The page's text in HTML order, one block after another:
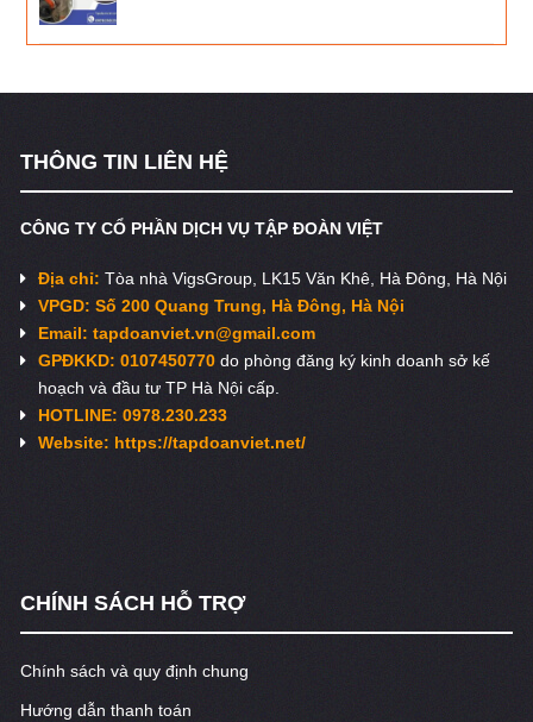
THÔNG TIN LIÊN HỆ
CÔNG TY CỔ PHẦN DỊCH VỤ TẬP ĐOÀN VIỆT
Địa chỉ:Tòa nhà VigsGroup, LK15 Văn Khê, Hà Đông, Hà Nội
VPGD: Số 200 Quang Trung, Hà Đông, Hà Nội
Email:tapdoanviet.vn@gmail.com
GPĐKKD: 0107450770do phòng đăng ký kinh doanh sở kế
hoạch và đầu tư TP Hà Nội cấp.
HOTLINE: 0978.230.233
Website: https://tapdoanviet.net/
CHÍNH SÁCH HỖ TRỢ
Chính sách và quy định chung
Hướng dẫn thanh toán